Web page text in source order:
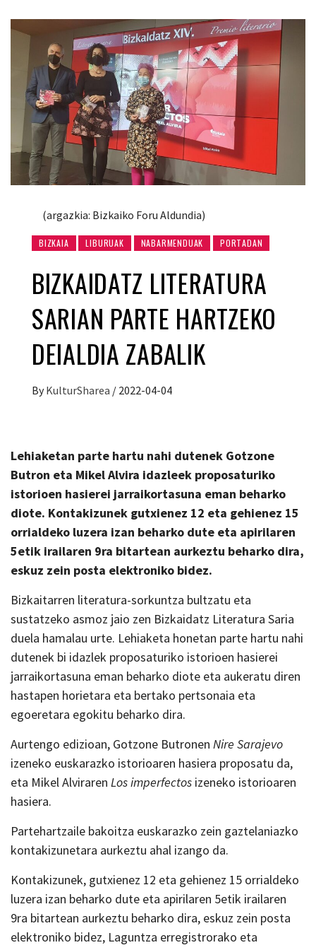
(argazkia: Bizkaiko Foru Aldundia)
BIZKAIA LIBURUAK NABARMENDUAK PORTADAN
BIZKAIDATZ LITERATURA
SARIAN PARTE HARTZEKO
DEIALDIA ZABALIK
By KulturSharea / 2022-04-04
Lehiaketan parte hartu nahi dutenek Gotzone
Butron eta Mikel Alvira idazleek proposaturiko
istorioen hasierei jarraikortasuna eman beharko
diote. Kontakizunek gutxienez 12 eta gehienez 15
orrialdeko luzera izan beharko dute eta apirilaren
5etik irailaren 9ra bitartean aurkeztu beharko dira,
eskuz zein posta elektroniko bidez.
Bizkaitarren literatura-sorkuntza bultzatu eta
sustatzeko asmoz jaio zen Bizkaidatz Literatura Saria
duela hamalau urte. Lehiaketa honetan parte hartu nahi
dutenek bi idazlek proposaturiko istorioen hasierei
jarraikortasuna eman beharko diote eta aukeratu diren
hastapen horietara eta bertako pertsonaia eta
egoeretara egokitu beharko dira.
Aurtengo edizioan, Gotzone Butronen Nire Sarajevo
izeneko euskarazko istorioaren hasiera proposatu da,
eta Mikel Alviraren Los imperfectos izeneko istorioaren
hasiera.
Partehartzaile bakoitza euskarazko zein gaztelaniazko
kontakizunetara aurkeztu ahal izango da.
Kontakizunek, gutxienez 12 eta gehienez 15 orrialdeko
luzera izan beharko dute eta apirilaren 5etik irailaren
9ra bitartean aurkeztu beharko dira, eskuz zein posta
elektroniko bidez, Laguntza erregistrorako eta